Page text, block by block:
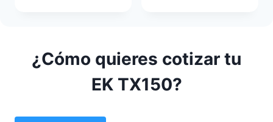
¿Cómo quieres cotizar tu
EK TX150?